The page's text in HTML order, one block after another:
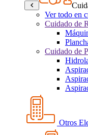
Ver todo en
Cuidado de
Cuidado de
Otros